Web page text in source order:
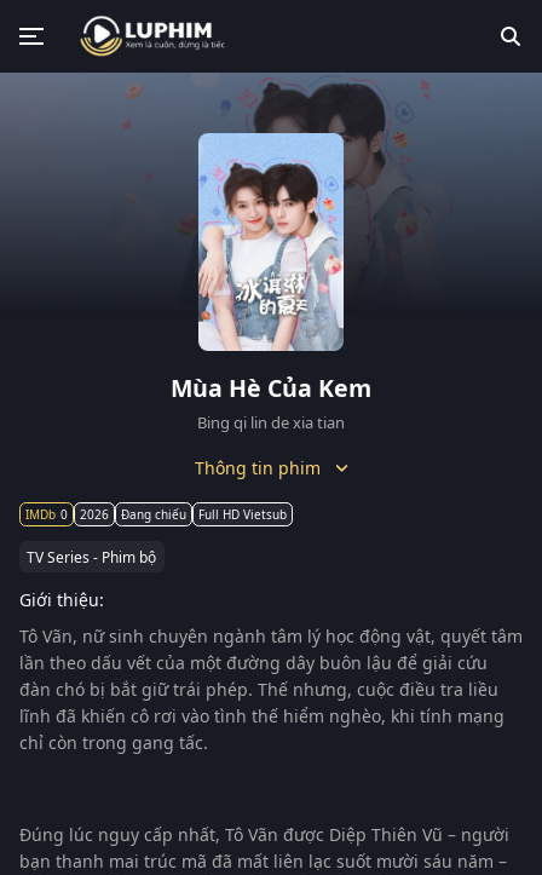
Mùa Hè Của Kem
Bing qi lin de xia tian
Thông tin phim
0 2026 Đang chiếu Full HD Vietsub
TV Series - Phim bộ
Giới thiệu:
Tô Vãn, nữ sinh chuyên ngành tâm lý học động vật, quyết tâm
lần theo dấu vết của một đường dây buôn lậu để giải cứu
đàn chó bị bắt giữ trái phép. Thế nhưng, cuộc điều tra liều
lĩnh đã khiến cô rơi vào tình thế hiểm nghèo, khi tính mạng
chỉ còn trong gang tấc.
Đúng lúc nguy cấp nhất, Tô Vãn được Diệp Thiên Vũ – người
bạn thanh mai trúc mã đã mất liên lạc suốt mười sáu năm –